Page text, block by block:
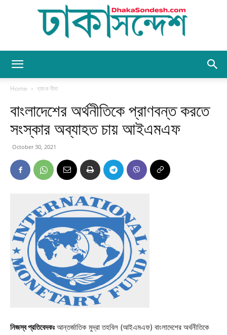
Sondesh
Home ব্যাংক বীমা
বাংলাদেশের অর্থনীতিকে প্রাণবন্ত করতে
সংস্কার অব্যাহত চায় আইএমএফ
October 30, 2021
নিজস্ব প্রতিবেদকঃ আন্তর্জাতিক মুদ্রা তহবিল (আইএমএফ) বাংলাদেশের অর্থনীতিকে